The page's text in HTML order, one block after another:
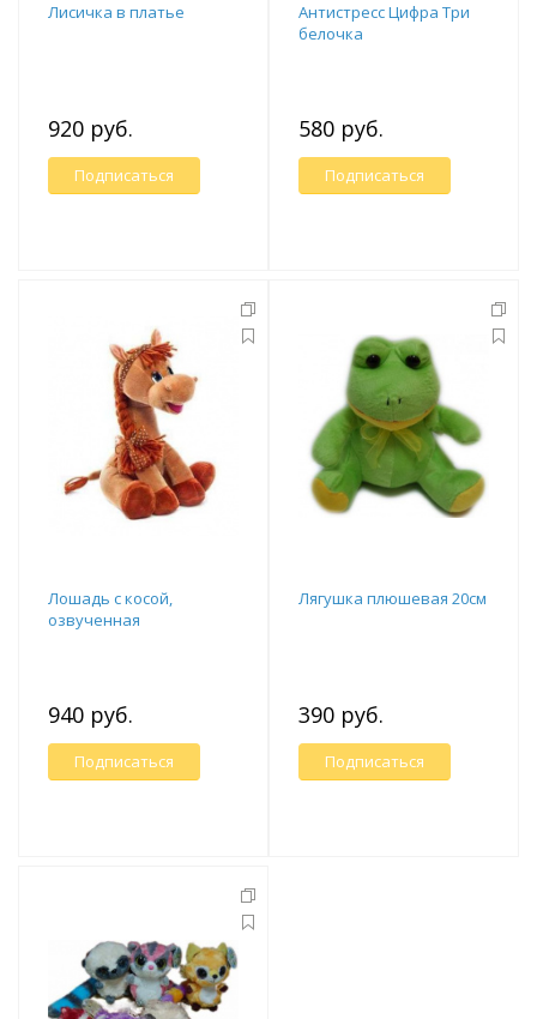
Лисичка в платье
920 руб.
Подписаться
Антистресс Цифра Три
белочка
580 руб.
Подписаться
Лошадь с косой,
озвученная
940 руб.
Подписаться
Лягушка плюшевая 20см
390 руб.
Подписаться